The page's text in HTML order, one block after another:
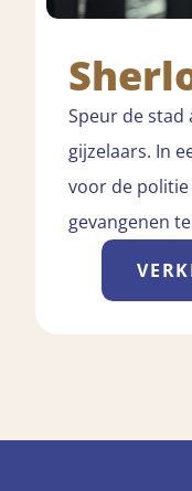
Speur de stad
gijzelaars. In
voor de
gevangenen